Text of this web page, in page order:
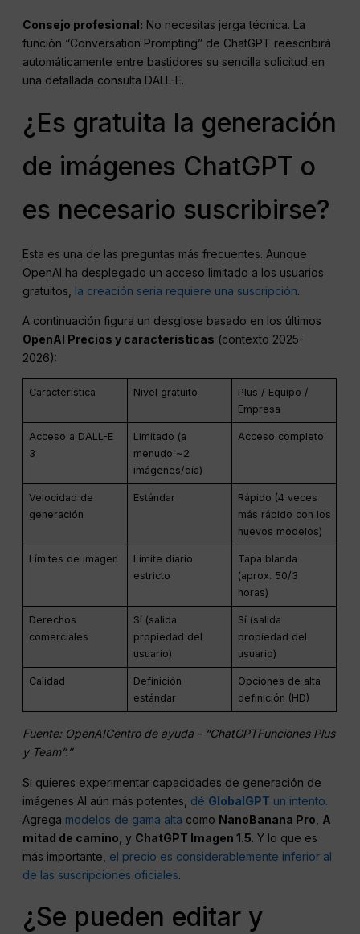
Consejo profesional: No necesitas jerga técnica. La
función “Conversation Prompting” de ChatGPT reescribirá
automáticamente entre bastidores su sencilla solicitud en
una detallada consulta DALL-E.
¿Es gratuita la generación
de imágenes ChatGPT o
es necesario suscribirse?
Esta es una de las preguntas más frecuentes. Aunque
OpenAI ha desplegado un acceso limitado a los usuarios
gratuitos, la creación seria requiere una suscripción.
A continuación figura un desglose basado en los últimos
OpenAI Precios y características (contexto 2025-
2026):
Característica Nivel gratuito
Plus / Equipo /
Empresa
Acceso a DALL-E
3
Limitado (a
menudo ~2
imágenes/día)
Acceso completo
Velocidad de
generación
Estándar
Rápido (4 veces
más rápido con los
nuevos modelos)
Límites de imagen
Límite diario
estricto
Tapa blanda
(aprox. 50/3
horas)
Derechos
comerciales
Sí (salida
propiedad del
usuario)
Sí (salida
propiedad del
usuario)
Calidad
Definición
estándar
Opciones de alta
definición (HD)
Fuente: OpenAICentro de ayuda - “ChatGPTFunciones Plus
y Team”.”
Si quieres experimentar capacidades de generación de
imágenes AI aún más potentes, dé GlobalGPT un intento.
Agrega modelos de gama alta como NanoBanana Pro A
mitad de camino , y ChatGPT Imagen 1.5. Y lo que es
más importante, el precio es considerablemente inferior al
de las suscripciones oficiales.
¿Se pueden editar y